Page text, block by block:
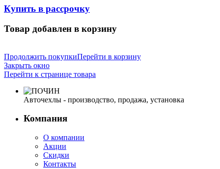
Купить в рассрочку
Товар добавлен в корзину
Продолжить покупкиПерейти в корзину
Закрыть окно
Перейти к странице товара
Авточехлы - производство, продажа, установка
Компания
О компании
Акции
Скидки
Контакты